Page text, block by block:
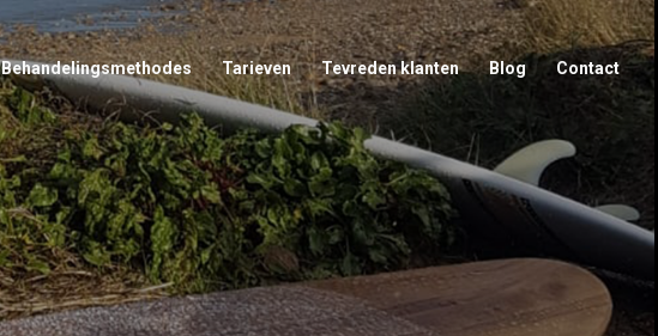
Behandelingsmethodes Tarieven Tevreden klanten Blog Contact